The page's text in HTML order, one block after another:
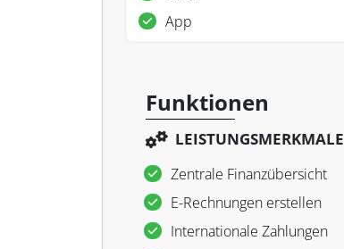
App
Funktionen
LEISTUNGSMERKMALE
Zentrale Finanzübersicht
E-Rechnungen erstellen
Internationale Zahlungen